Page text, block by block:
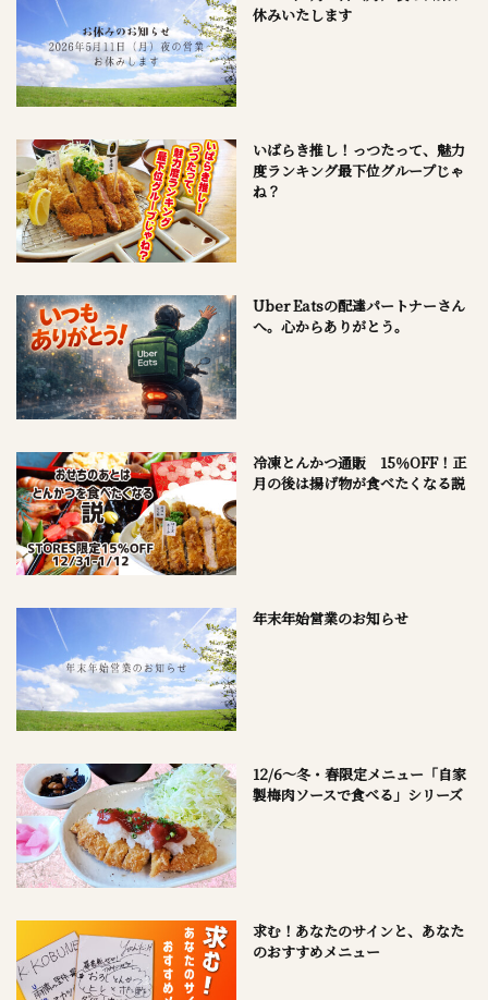
休みいたします
いばらき推し！っつたって、魅力
度ランキング最下位グループじゃ
ね？
Uber Eatsの配達パートナーさん
へ。心からありがとう。
冷凍とんかつ通販 15％OFF！正
月の後は揚げ物が食べたくなる説
年末年始営業のお知らせ
12/6～冬・春限定メニュー「自家
製梅肉ソースで食べる」シリーズ
求む！あなたのサインと、あなた
のおすすめメニュー